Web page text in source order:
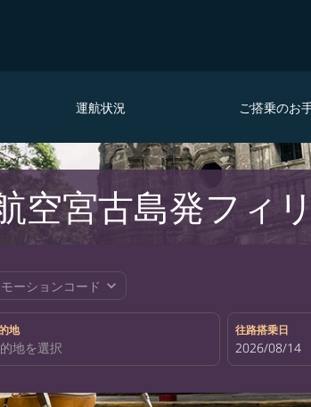
運航状況 ご搭乗のお
空宮古島発フィ
ーションコード expand_more
地 往路搭乗日
fc-booking-
2026/08/14